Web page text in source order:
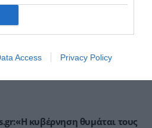
Access Privacy Policy
κυβέρνηση θυμάται τους